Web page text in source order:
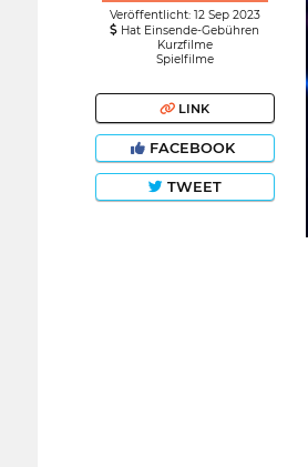
Veröffentlicht: 12 Sep 2023
Hat Einsende-Gebühren
Kurzfilme
Spielfilme
LINK
FACEBOOK
TWEET